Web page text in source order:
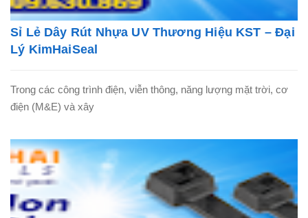
Sỉ Lẻ Dây Rút Nhựa UV Thương Hiệu KST – Đại
Lý KimHaiSeal
Trong các công trình điện, viễn thông, năng lượng mặt trời, cơ
điện (M&E) và xây